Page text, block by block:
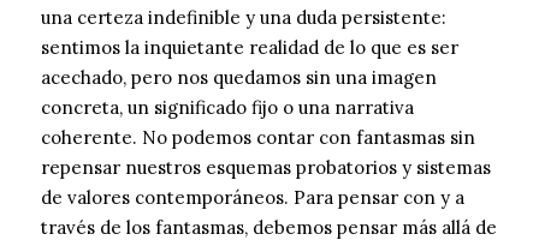
una certeza indefinible y una duda persistente:
sentimos la inquietante realidad de lo que es ser
acechado, pero nos quedamos sin una imagen
concreta, un significado fijo o una narrativa
coherente. No podemos contar con fantasmas sin
repensar nuestros esquemas probatorios y sistemas
de valores contemporáneos. Para pensar con y a
través de los fantasmas, debemos pensar más allá de